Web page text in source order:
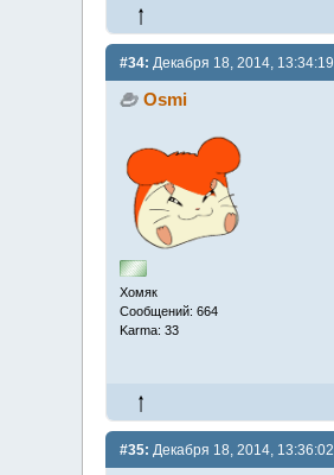
#34: Декабря 18, 2014, 13:34:19
Osmi
Хомяк
Сообщений: 664
Karma: 33
#35: Декабря 18, 2014, 13:36:02